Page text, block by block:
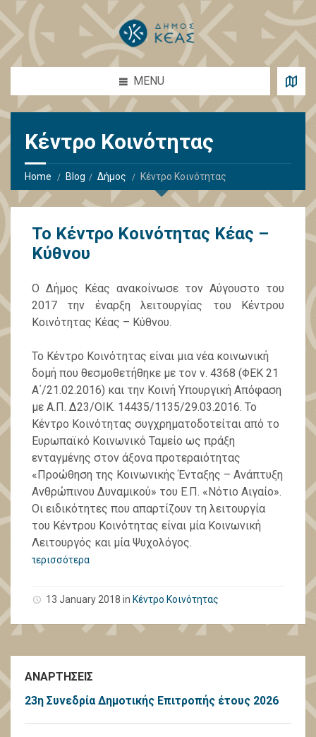
MENU
Κέντρο Κοινότητας
Home Blog Δήμος Κέντρο Κοινότητας
Το Κέντρο Κοινότητας Κέας –
Κύθνου
Ο Δήμος Κέας ανακοίνωσε τον Αύγουστο του
2017 την έναρξη λειτουργίας του Κέντρου
Κοινότητας Κέας – Κύθνου.
Το Κέντρο Κοινότητας είναι μια νέα κοινωνική
δομή που θεσμοθετήθηκε με τον ν. 4368 (ΦΕΚ 21
Α΄/21.02.2016) και την Κοινή Υπουργική Απόφαση
με Α.Π. Δ23/ΟΙΚ. 14435/1135/29.03.2016. Το
Κέντρο Κοινότητας συγχρηματοδοτείται από το
Ευρωπαϊκό Κοινωνικό Ταμείο ως πράξη
ενταγμένης στον άξονα προτεραιότητας
«Προώθηση της Κοινωνικής Ένταξης – Ανάπτυξη
Ανθρώπινου Δυναμικού» του Ε.Π. «Νότιο Αιγαίο».
Οι ειδικότητες που απαρτίζουν τη λειτουργία
του Κέντρου Κοινότητας είναι μία Κοινωνική
Λειτουργός και μία Ψυχολόγος.
περισσότερα
13 January 2018 in Κέντρο Κοινότητας
ΑΝΑΡΤΗΣΕΙΣ
23η Συνεδρία Δημοτικής Επιτροπής έτους 2026